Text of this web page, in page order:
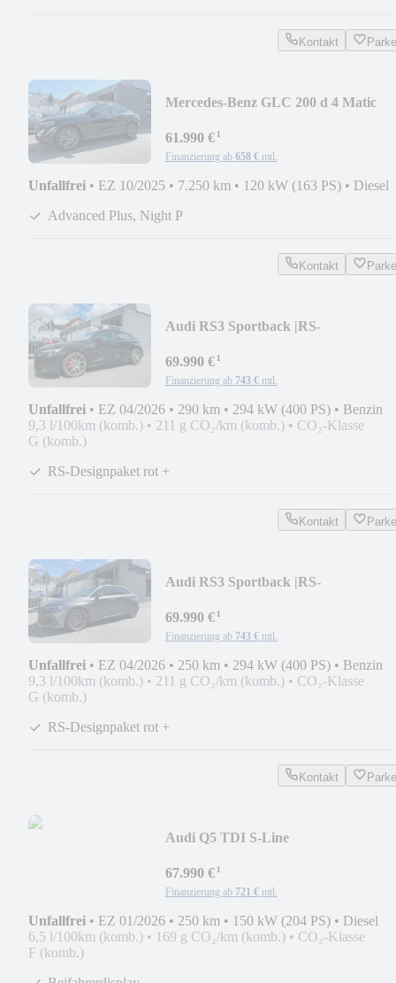
Kontakt
Mercedes-Benz GLC 200 d 4 Matic
61.990 €¹
Finanzierung ab 658 € mtl.
Unfallfrei • EZ 10/2025 • 7.250 km • 120 kW (163 PS) • Diesel
Advanced Plus, Night P
Kontakt
Audi RS3 Sportback |RS-
69.990 €¹
Finanzierung ab 743 € mtl.
Unfallfrei • EZ 04/2026 • 290 km • 294 kW (400 PS) • Benzin
9,3 l/100km (komb.) • 211 g CO₂/km (komb.) • CO₂-Klasse
G (komb.)
RS-Designpaket rot +
Kontakt
Audi RS3 Sportback |RS-
69.990 €¹
Finanzierung ab 743 € mtl.
Unfallfrei • EZ 04/2026 • 250 km • 294 kW (400 PS) • Benzin
9,3 l/100km (komb.) • 211 g CO₂/km (komb.) • CO₂-Klasse
G (komb.)
RS-Designpaket rot +
Kontakt
Audi Q5 TDI S-Line
67.990 €¹
Finanzierung ab 721 € mtl.
Unfallfrei • EZ 01/2026 • 250 km • 150 kW (204 PS) • Diesel
6,5 l/100km (komb.) • 169 g CO₂/km (komb.) • CO₂-Klasse
F (komb.)